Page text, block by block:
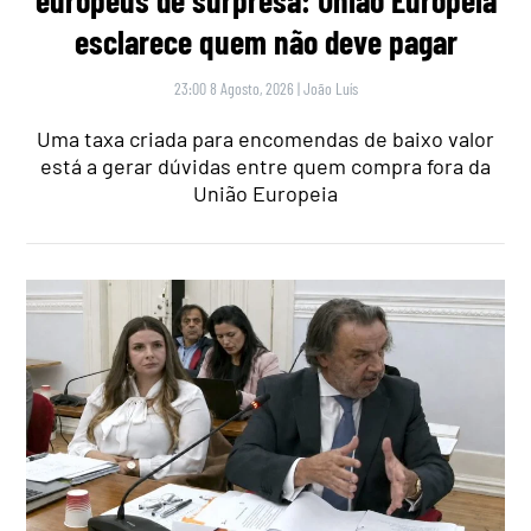
esclarece quem não deve pagar
23:00 8 Agosto, 2026 |João Luís
Uma taxa criada para encomendas de baixo valor
está a gerar dúvidas entre quem compra fora da
União Europeia